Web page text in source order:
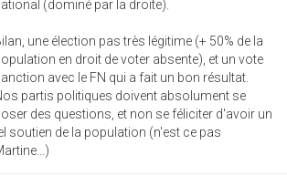
(dominé par la droite).
une élection pas très légitime (+ 50% de la
en droit de voter absente), et un vote
avec le FN qui a fait un bon résultat.
partis politiques doivent absolument se
des questions, et non se féliciter d'avoir un
soutien de la population (n'est ce pas